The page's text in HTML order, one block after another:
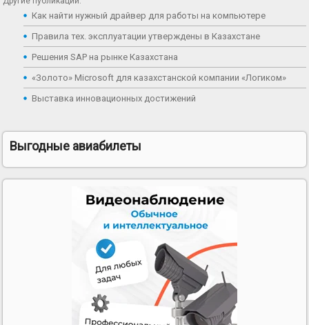
Как найти нужный драйвер для работы на компьютере
Правила тех. эксплуатации утверждены в Казахстане
Решения SAP на рынке Казахстана
«Золото» Microsoft для казахстанской компании «Логиком»
Выставка инновационных достижений
Выгодные авиабилеты